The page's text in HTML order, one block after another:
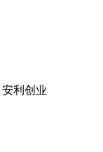
安利创业